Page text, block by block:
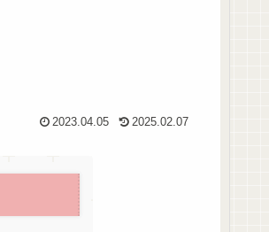
2023.04.05 2025.02.07